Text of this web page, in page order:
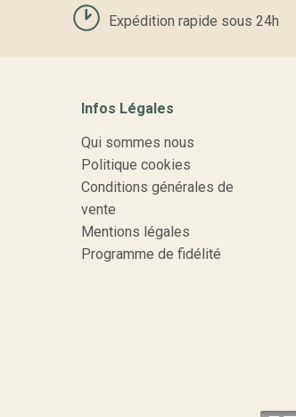
Expédition rapide sous 24h
Infos Légales
Qui sommes nous
Politique cookies
Conditions générales de
vente
Mentions légales
Programme de fidélité